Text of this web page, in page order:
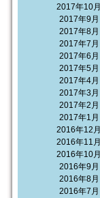
2017年10月
2017年9月
2017年8月
2017年7月
2017年6月
2017年5月
2017年4月
2017年3月
2017年2月
2017年1月
2016年12月
2016年11月
2016年10月
2016年9月
2016年8月
2016年7月